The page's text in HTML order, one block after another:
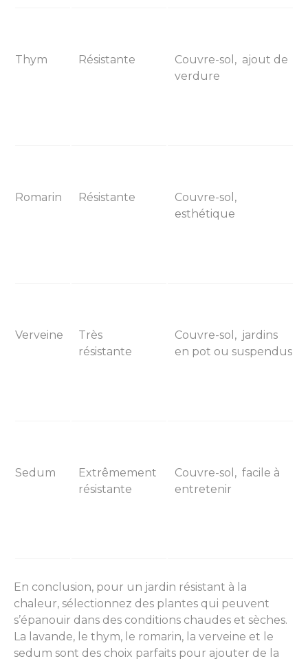
Thym Résistante
Couvre-sol, ajout de
verdure
Romarin Résistante
Couvre-sol,
esthétique
Verveine
Très
résistante
Couvre-sol, jardins
en pot ou suspendus
Sedum
Extrêmement
résistante
Couvre-sol, facile à
entretenir
En conclusion, pour un jardin résistant à la
chaleur, sélectionnez des plantes qui peuvent
s’épanouir dans des conditions chaudes et sèches.
La lavande, le thym, le romarin, la verveine et le
sedum sont des choix parfaits pour ajouter de la